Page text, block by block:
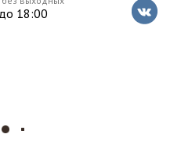
18:00